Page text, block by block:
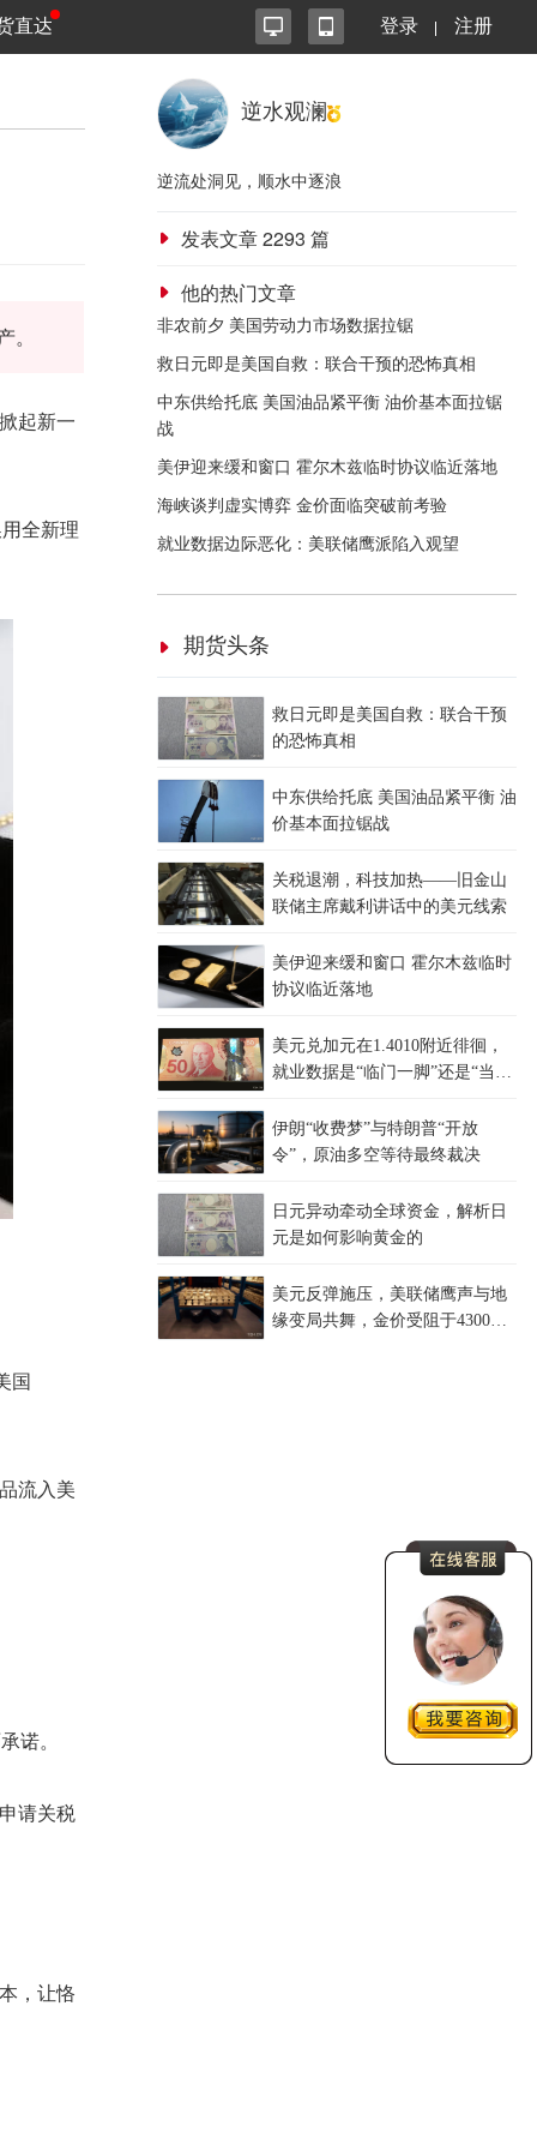
直达 登录 注册
起新一
全新理
国
流入美
诺。
请关税
，让恪
逆水观澜
逆流处洞见，顺水中逐浪
发表文章2293 篇
他的热门文章
非农前夕 美国劳动力市场数据拉锯
救日元即是美国自救：联合干预的恐怖真相
中东供给托底 美国油品紧平衡 油价基本面拉锯
战
美伊迎来缓和窗口 霍尔木兹临时协议临近落地
海峡谈判虚实博弈 金价面临突破前考验
就业数据边际恶化：美联储鹰派陷入观望
期货头条
救日元即是美国自救：联合干预
的恐怖真相
中东供给托底 美国油品紧平衡 油
价基本面拉锯战
关税退潮，科技加热——旧金山
联储主席戴利讲话中的美元线索
美伊迎来缓和窗口 霍尔木兹临时
协议临近落地
美元兑加元在1.4010附近徘徊，
就业数据是“临门一脚”还是“当头
伊朗“收费梦”与特朗普“开放
令”，原油多空等待最终裁决
日元异动牵动全球资金，解析日
元是如何影响黄金的
美元反弹施压，美联储鹰声与地
缘变局共舞，金价受阻于4300关